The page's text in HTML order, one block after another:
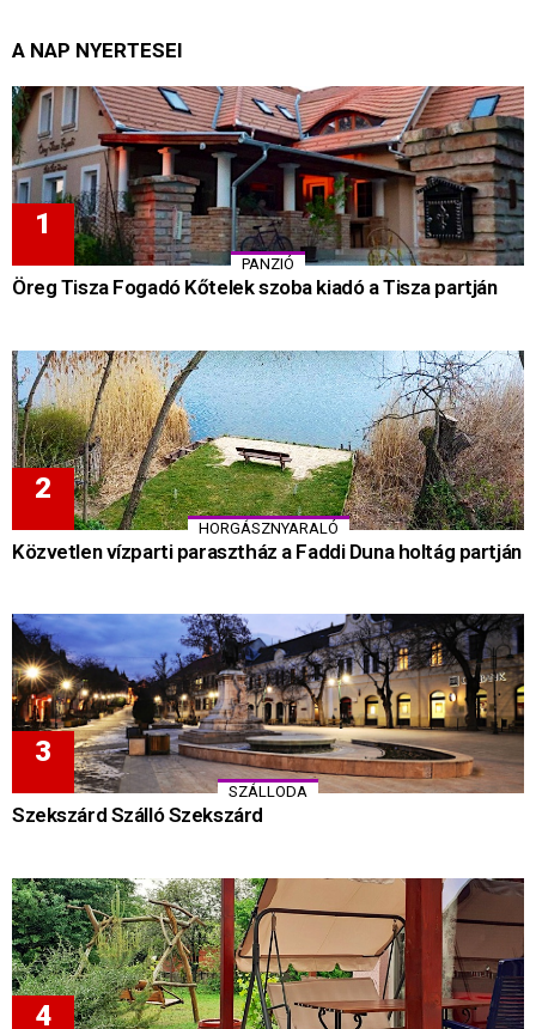
A NAP NYERTESEI
PANZIÓ
Öreg Tisza Fogadó Kőtelek szoba kiadó a Tisza partján
HORGÁSZNYARALÓ
Közvetlen vízparti parasztház a Faddi Duna holtág partján
SZÁLLODA
Szekszárd Szálló Szekszárd